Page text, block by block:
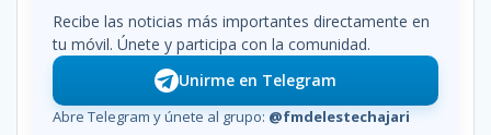
Recibe las noticias más importantes directamente en
tu móvil. Únete y participa con la comunidad.
Unirme en Telegram
Abre Telegram y únete al grupo: @fmdelestechajari